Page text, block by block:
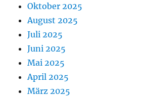
Oktober 2025
August 2025
Juli 2025
Juni 2025
Mai 2025
April 2025
März 2025